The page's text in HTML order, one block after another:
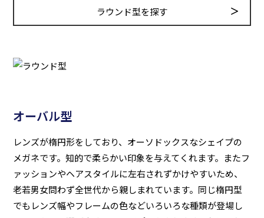
ラウンド型を探す
オーバル型
レンズが楕円形をしており、オーソドックスなシェイプの
メガネです。知的で柔らかい印象を与えてくれます。またフ
ァッションやヘアスタイルに左右されずかけやすいため、
老若男女問わず全世代から親しまれています。同じ楕円型
でもレンズ幅やフレームの色などいろいろな種類が登場し